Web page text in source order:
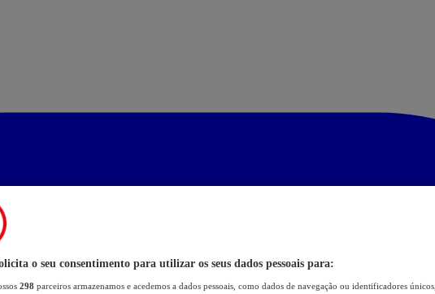
o seu consentimento para utilizar os seus dados pessoais para:
298 parceiros armazenamos e acedemos a dados pessoais, como dados de navegação ou identificadores únicos,